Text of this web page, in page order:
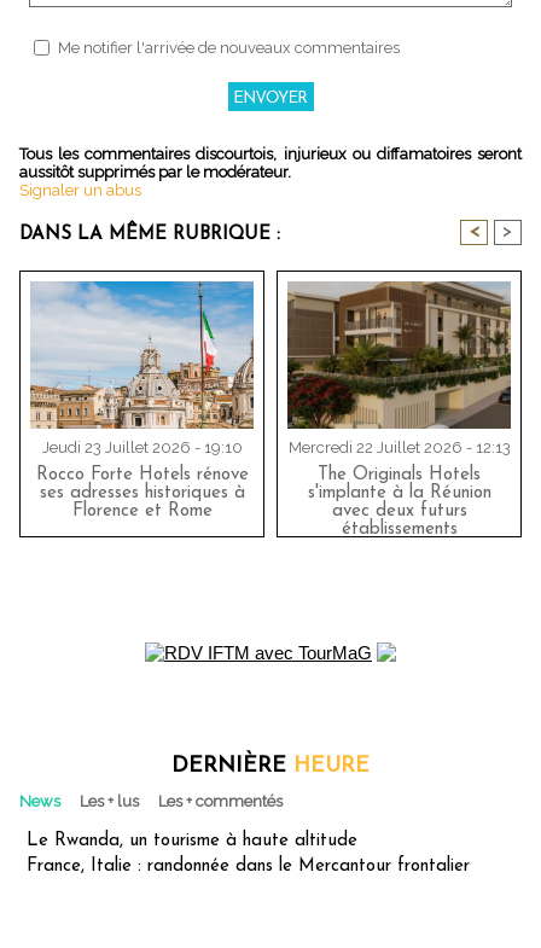
Me notifier l'arrivée de nouveaux commentaires
Tous les commentaires discourtois, injurieux ou diffamatoires seront
aussitôt supprimés par le modérateur.
Signaler un abus
DANS LA MÊME RUBRIQUE : < >
Jeudi 23 Juillet 2026 - 19:10
Rocco Forte Hotels rénove
ses adresses historiques à
Florence et Rome
Mercredi 22 Juillet 2026 - 12:13
The Originals Hotels
s'implante à la Réunion
avec deux futurs
établissements
DERNIÈRE HEURE
News Les + lus Les + commentés
Le Rwanda, un tourisme à haute altitude
France, Italie : randonnée dans le Mercantour frontalier